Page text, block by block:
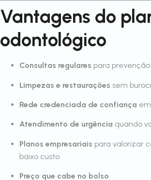
Vantagens do
odontológico
Consultas regulares para prevenção
Limpezas e restaurações sem
Rede credenciada de confiança
Atendimento de urgência quando
Planos empresariais para valorizar
baixo custo
Preço que cabe no bolso